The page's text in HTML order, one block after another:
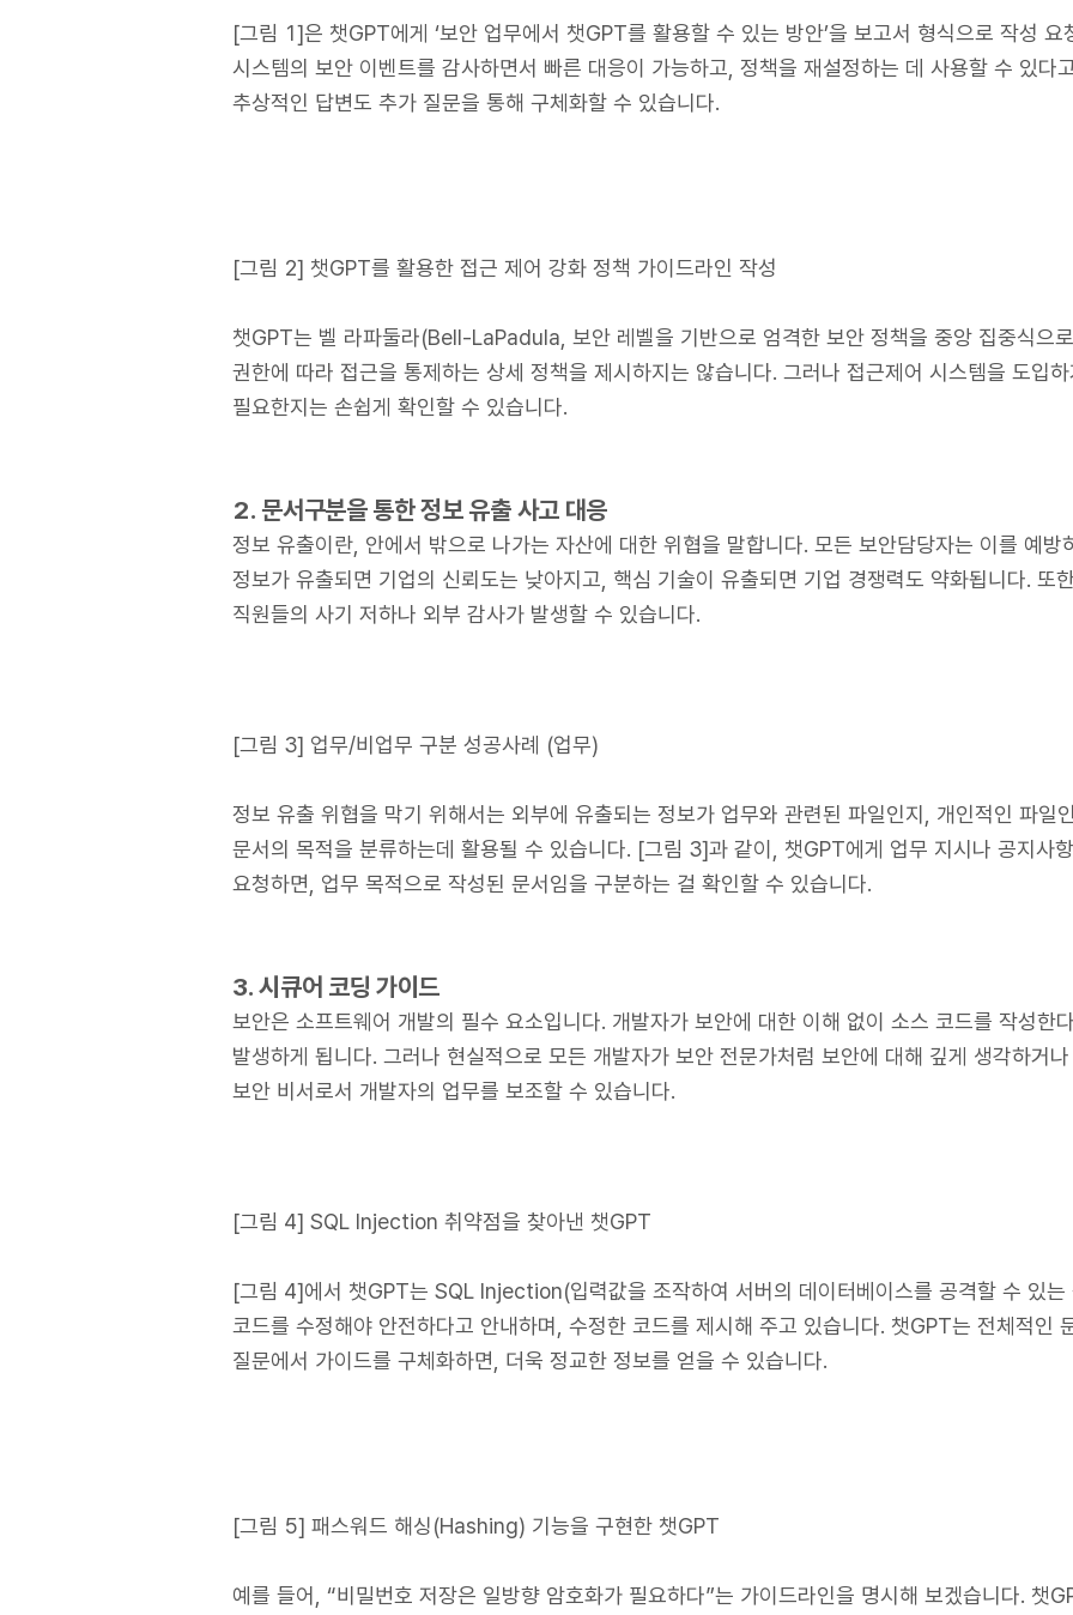
[그림 1]은 챗GPT에게 ‘보안 업무에서 챗GPT를 활용할 수 있는 방안’을 보고서 형식으로 작성 요
시스템의 보안 이벤트를 감사하면서 빠른 대응이 가능하고, 정책을 재설정하는 데 사용할 수 있다
추상적인 답변도 추가 질문을 통해 구체화할 수 있습니다.
[그림 2] 챗GPT를 활용한 접근 제어 강화 정책 가이드라인 작성
챗GPT는 벨 라파둘라(Bell-LaPadula, 보안 레벨을 기반으로 엄격한 보안 정책을 중앙 집중식으로
권한에 따라 접근을 통제하는 상세 정책을 제시하지는 않습니다. 그러나 접근제어 시스템을 도입
필요한지는 손쉽게 확인할 수 있습니다.
2. 문서구분을 통한 정보 유출 사고 대응
정보 유출이란, 안에서 밖으로 나가는 자산에 대한 위협을 말합니다. 모든 보안담당자는 이를 예방
정보가 유출되면 기업의 신뢰도는 낮아지고, 핵심 기술이 유출되면 기업 경쟁력도 약화됩니다. 또
직원들의 사기 저하나 외부 감사가 발생할 수 있습니다.
[그림 3] 업무/비업무 구분 성공사례 (업무)
정보 유출 위협을 막기 위해서는 외부에 유출되는 정보가 업무와 관련된 파일인지, 개인적인 파일
문서의 목적을 분류하는데 활용될 수 있습니다. [그림 3]과 같이, 챗GPT에게 업무 지시나 공지사
요청하면, 업무 목적으로 작성된 문서임을 구분하는 걸 확인할 수 있습니다.
3. 시큐어 코딩 가이드
보안은 소프트웨어 개발의 필수 요소입니다. 개발자가 보안에 대한 이해 없이 소스 코드를 작성한
발생하게 됩니다. 그러나 현실적으로 모든 개발자가 보안 전문가처럼 보안에 대해 깊게 생각하거
보안 비서로서 개발자의 업무를 보조할 수 있습니다.
[그림 4] SQL Injection 취약점을 찾아낸 챗GPT
[그림 4]에서 챗GPT는 SQL Injection(입력값을 조작하여 서버의 데이터베이스를 공격할 수 있는
코드를 수정해야 안전하다고 안내하며, 수정한 코드를 제시해 주고 있습니다. 챗GPT는 전체적인
질문에서 가이드를 구체화하면, 더욱 정교한 정보를 얻을 수 있습니다.
[그림 5] 패스워드 해싱(Hashing) 기능을 구현한 챗GPT
예를 들어, “비밀번호 저장은 일방향 암호화가 필요하다”는 가이드라인을 명시해 보겠습니다. 챗